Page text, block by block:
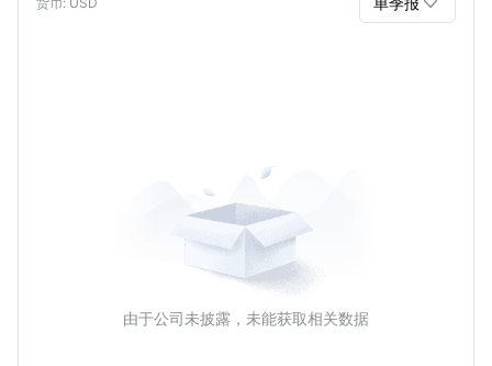
由于公司未披露，未能获取相关数据